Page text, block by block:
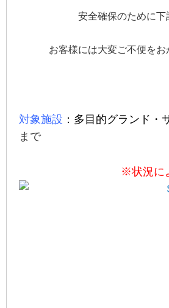
安全確保のために
お客様には大変ご不便を
対象施設 ：多目的グランド
まで
※状況に